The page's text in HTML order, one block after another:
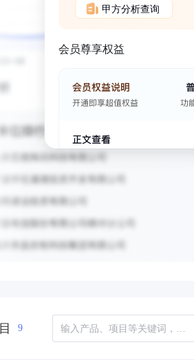
甲方分析查询
会员尊享权益
9